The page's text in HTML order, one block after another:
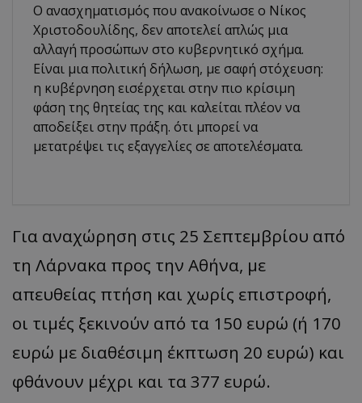
Ο ανασχηματισμός που ανακοίνωσε ο Νίκος
Χριστοδουλίδης, δεν αποτελεί απλώς μια
αλλαγή προσώπων στο κυβερνητικό σχήμα.
Είναι μια πολιτική δήλωση, με σαφή στόχευση:
η κυβέρνηση εισέρχεται στην πιο κρίσιμη
φάση της θητείας της και καλείται πλέον να
αποδείξει στην πράξη. ότι μπορεί να
μετατρέψει τις εξαγγελίες σε αποτελέσματα.
Για αναχώρηση στις 25 Σεπτεμβρίου από
τη Λάρνακα προς την Αθήνα, με
απευθείας πτήση και χωρίς επιστροφή,
οι τιμές ξεκινούν από τα 150 ευρώ (ή 170
ευρώ με διαθέσιμη έκπτωση 20 ευρώ) και
φθάνουν μέχρι και τα 377 ευρώ.